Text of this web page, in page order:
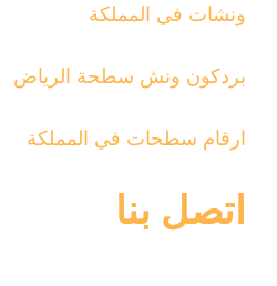
ونشات في المملكة
بردكون ونش سطحة الرياض
ارقام سطحات في المملكة
اتصل بنا